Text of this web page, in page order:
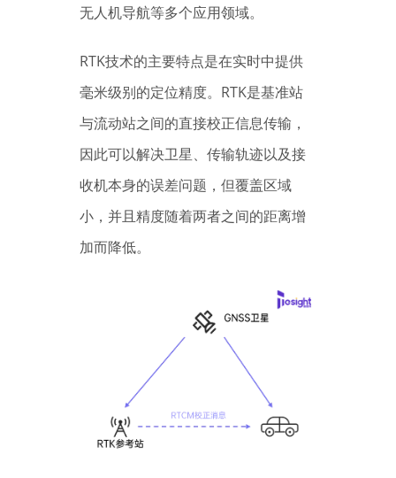
无人机导航等多个应用领域。
RTK技术的主要特点是在实时中提供
毫米级别的定位精度。RTK是基准站
与流动站之间的直接校正信息传输，
因此可以解决卫星、传输轨迹以及接
收机本身的误差问题，但覆盖区域
小，并且精度随着两者之间的距离增
加而降低。